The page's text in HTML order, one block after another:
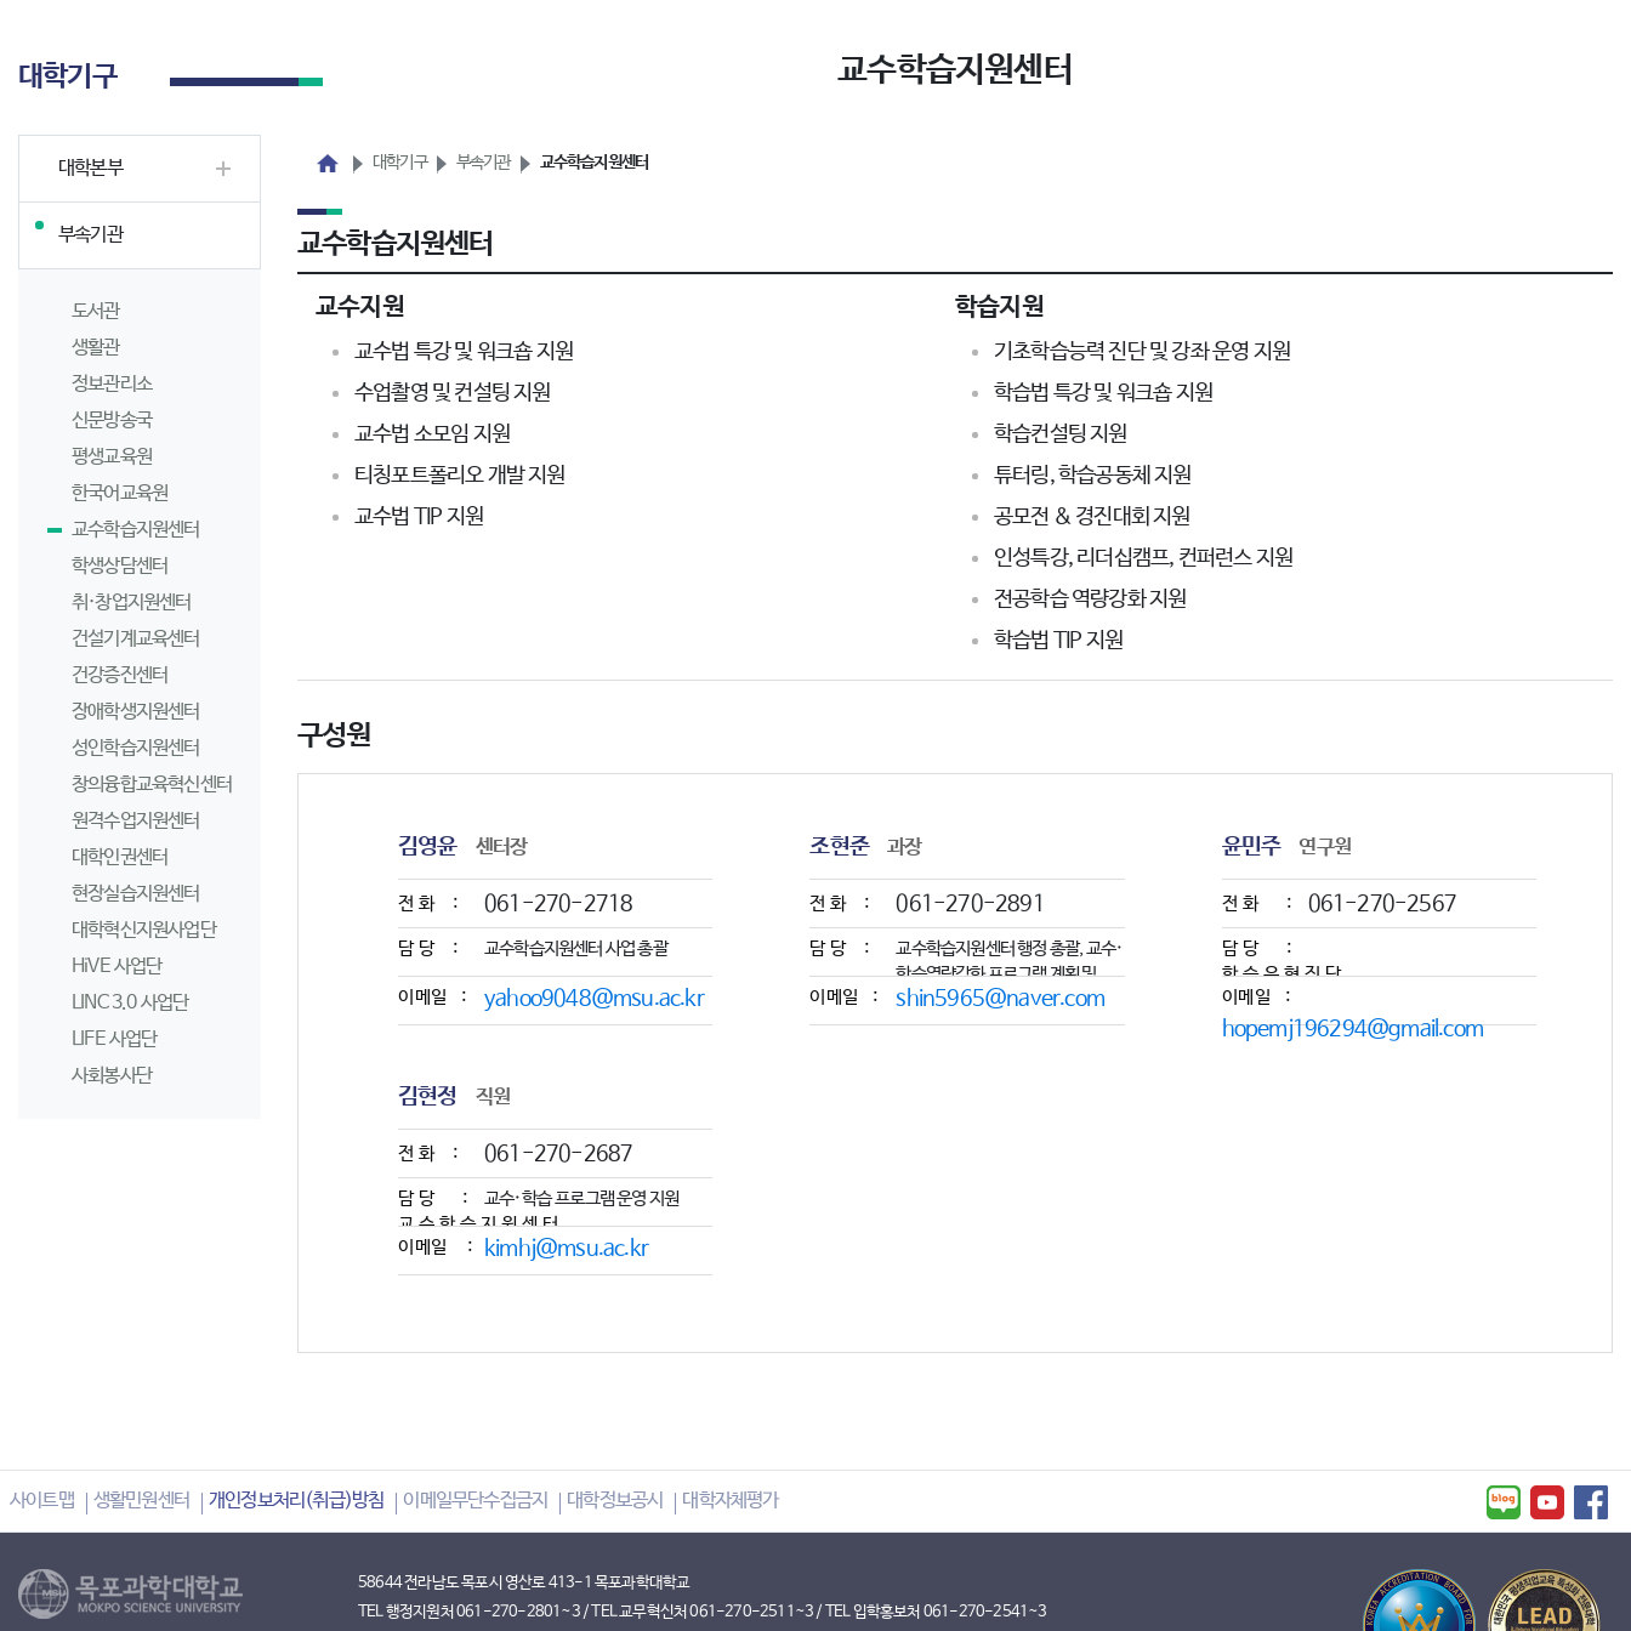
대학기구
대학본부
부속기관
도서관
생활관
정보관리소
신문방송국
평생교육원
한국어교육원
교수학습지원센터
학생상담센터
취·창업지원센터
건설기계교육센터
건강증진센터
장애학생지원센터
성인학습지원센터
창의융합교육혁신센터
원격수업지원센터
대학인권센터
현장실습지원센터
대학혁신지원사업단
HiVE 사업단
LINC 3.0 사업단
LIFE 사업단
사회봉사단
교수학습지원센터
대학기구 부속기관 교수학습지원센터
교수학습지원센터
교수지원
교수법 특강 및 워크숍 지원
수업촬영 및 컨설팅 지원
교수법 소모임 지원
티칭포트폴리오 개발 지원
교수법 TIP 지원
학습지원
기초학습능력 진단 및 강좌 운영 지원
학습법 특강 및 워크숍 지원
학습컨설팅 지원
튜터링, 학습공동체 지원
공모전 & 경진대회 지원
인성특강, 리더십캠프, 컨퍼런스 지원
전공학습 역량강화 지원
학습법 TIP 지원
구성원
김영윤 센터장
전화 : 061-270-2718
담당 : 교수학습지원센터 사업 총괄
이메일 : yahoo9048@msu.ac.kr
조현준 과장
전화 : 061-270-2891
담당 :
교수학습지원센터 행정 총괄, 교수·
학습역량강화 프로그램 계획 및
운영
이메일 : shin5965@naver.com
윤민주 연구원
전화 : 061-270-2567
담당 :
학습유형진단
및
학습컨설팅,
이메일 :
hopemj196294@gmail.com
김현정 직원
전화 : 061-270-2687
담당 :
교수학습지원센터
행정 및
업무지원,
교수·학습 프로그램 운영 지원
이메일 : kimhj@msu.ac.kr
사이트맵 생활민원센터 개인정보처리(취급)방침 이메일무단수집금지 대학정보공시 대학자체평가
58644 전라남도 목포시 영산로 413-1 목포과학대학교
TEL 행정지원처 061-270-2801~3 / TEL 교무혁신처 061-270-2511~3 / TEL 입학홍보처 061-270-2541~3